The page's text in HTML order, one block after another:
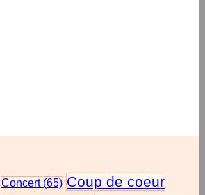
Concert(65) Coup de coeur